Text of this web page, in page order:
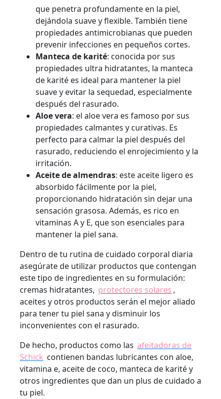
que penetra profundamente en la piel,
dejándola suave y flexible. También tiene
propiedades antimicrobianas que pueden
prevenir infecciones en pequeños cortes.
Manteca de karité: conocida por sus
propiedades ultra hidratantes, la manteca
de karité es ideal para mantener la piel
suave y evitar la sequedad, especialmente
después del rasurado.
Aloe vera: el aloe vera es famoso por sus
propiedades calmantes y curativas. Es
perfecto para calmar la piel después del
rasurado, reduciendo el enrojecimiento y la
irritación.
Aceite de almendras: este aceite ligero es
absorbido fácilmente por la piel,
proporcionando hidratación sin dejar una
sensación grasosa. Además, es rico en
vitaminas A y E, que son esenciales para
mantener la piel sana.
Dentro de tu rutina de cuidado corporal diaria
asegúrate de utilizar productos que contengan
este tipo de ingredientes en su formulación:
cremas hidratantes, protectores solares ,
aceites y otros productos serán el mejor aliado
para tener tu piel sana y disminuir los
inconvenientes con el rasurado.
De hecho, productos como las afeitadoras de
Schick contienen bandas lubricantes con aloe,
vitamina e, aceite de coco, manteca de karité y
otros ingredientes que dan un plus de cuidado a
tu piel.